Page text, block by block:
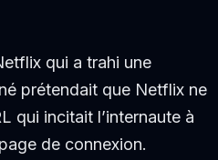
qui a trahi une
prétendait que Netflix ne
qui incitait l’internaute à
de connexion.